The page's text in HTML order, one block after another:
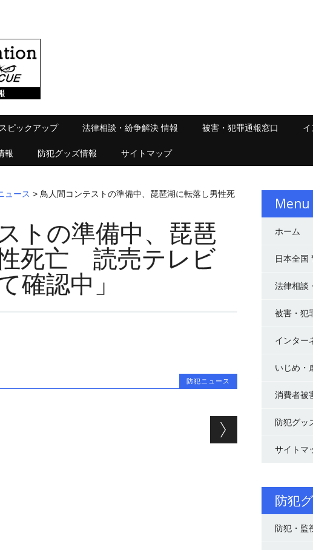
ピックアップ 法律相談・紛争解決 情報 被害・犯罪通報窓口
報 防犯グッズ情報 サイトマップ
ュース > 鳥人間コンテストの準備中、琵琶湖に転落し男性死
トの準備中、琵琶
死亡 読売テレビ
確認中」
防犯ニュース
ン
Menu
ホーム
日本全国
法律相談
被害・犯
インター
いじめ・
消費者被
防犯グッ
サイトマ
防犯
防犯・監